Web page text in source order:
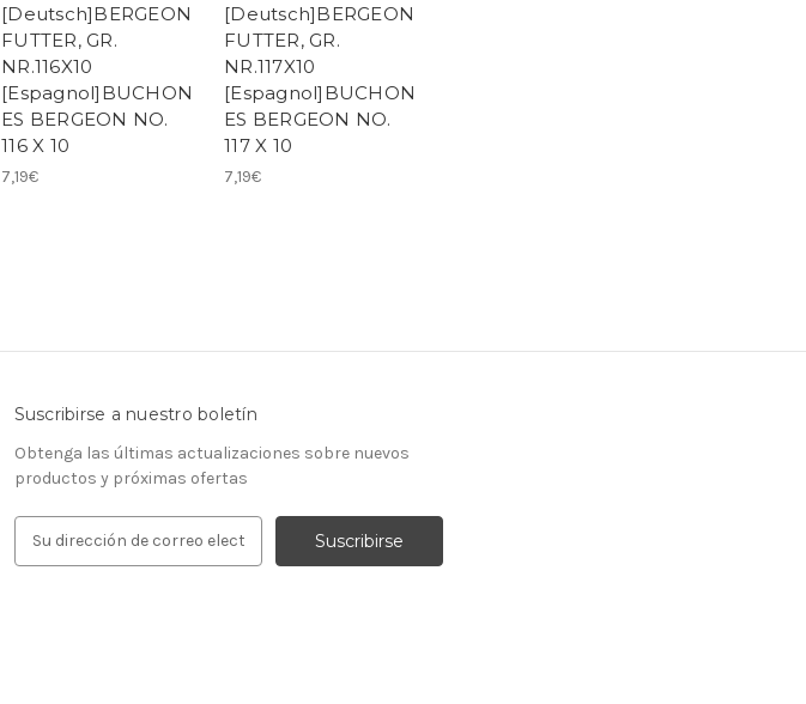
[Deutsch]BERGEON
FUTTER, GR.
NR.116X10
[Espagnol]BUCHON
ES BERGEON NO.
116 X 10
7,19€
[Deutsch]BERGEON
FUTTER, GR.
NR.117X10
[Espagnol]BUCHON
ES BERGEON NO.
117 X 10
7,19€
Suscribirse a nuestro boletín
Obtenga las últimas actualizaciones sobre nuevos
productos y próximas ofertas